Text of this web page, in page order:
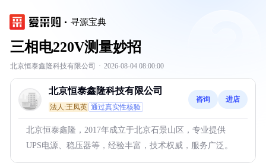
寻源宝典
三相电220V测量妙招
北京恒泰鑫隆科技有限公司 · 2026-08-04 08:00:00
北京恒泰鑫隆科技有限公司
法人:王凤英 通过真实性核验
咨询 进店
北京恒泰鑫隆，2017年成立于北京石景山区，专业提供
UPS电源、稳压器等，经验丰富，技术权威，服务广泛。